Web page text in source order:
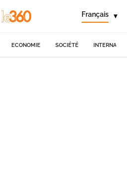
Français ▾
ECONOMIE SOCIÉTÉ